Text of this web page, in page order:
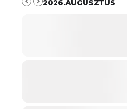
2026.AUGUSZTUS